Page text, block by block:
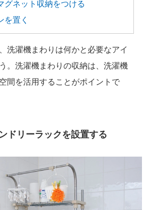
グネット収納をつける
を置く
洗濯機まわりは何かと必要なアイ
。洗濯機まわりの収納は、洗濯機
間を活用することがポイントで
ドリーラックを設置する